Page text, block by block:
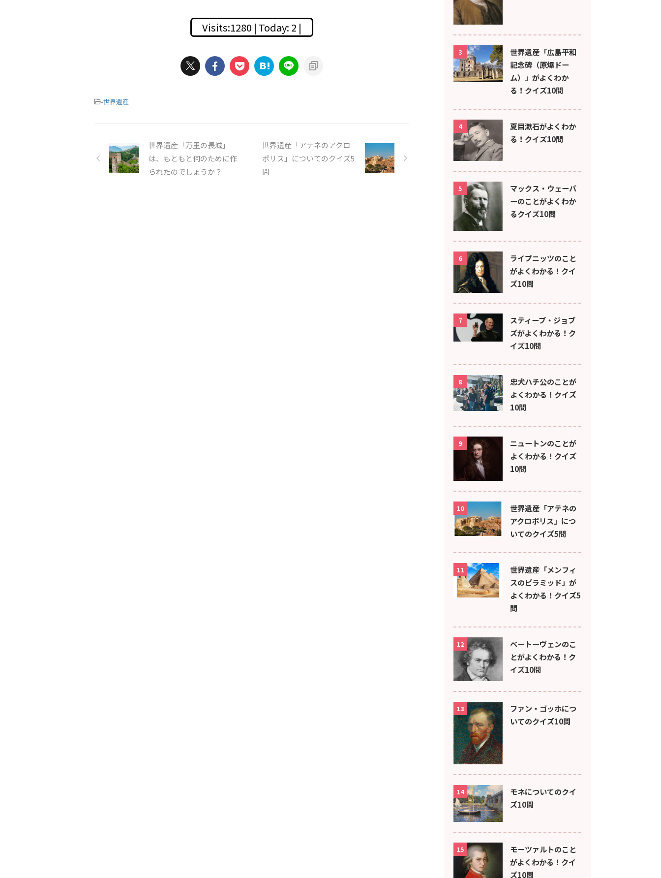
Visits:1280 | Today: 2 |
-世界遺産
世界遺産「万里の長城」
は、もともと何のために作
られたのでしょうか？
世界遺産「アテネのアクロ
ポリス」についてのクイズ5
問
3
世界遺産「広島平和
記念碑（原爆ドー
ム）」がよくわか
る！クイズ10問
4
夏目漱石がよくわか
る！クイズ10問
5
マックス・ウェーバ
ーのことがよくわか
るクイズ10問
6
ライプニッツのこと
がよくわかる！クイ
ズ10問
7
スティーブ・ジョブ
ズがよくわかる！ク
イズ10問
8
忠犬ハチ公のことが
よくわかる！クイズ
10問
9
ニュートンのことが
よくわかる！クイズ
10問
10
世界遺産「アテネの
アクロポリス」につ
いてのクイズ5問
11
世界遺産「メンフィ
スのピラミッド」が
よくわかる！クイズ5
問
12
ベートーヴェンのこ
とがよくわかる！ク
イズ10問
13
ファン・ゴッホにつ
いてのクイズ10問
14
モネについてのクイ
ズ10問
15
モーツァルトのこと
がよくわかる！クイ
ズ10問